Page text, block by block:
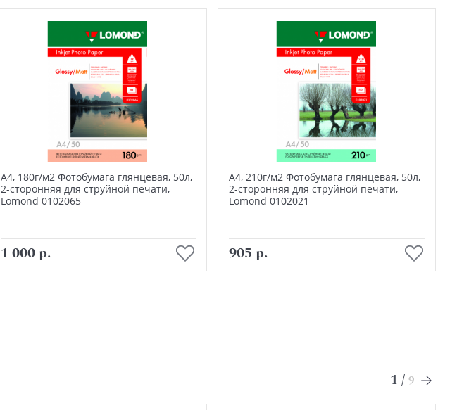
А4, 180г/м2 Фотобумага глянцевая, 50л,
2-сторонняя для струйной печати,
Lomond 0102065
1 000 р.
А4, 210г/м2 Фотобумага глянцевая, 50л,
2-сторонняя для струйной печати,
Lomond 0102021
905 р.
1 / 9